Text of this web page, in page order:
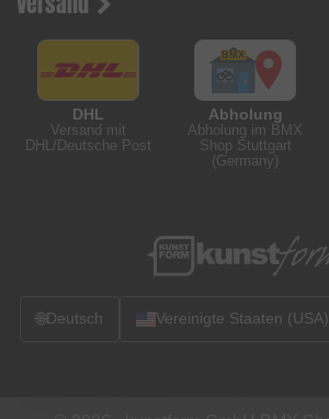
DHL
Versand mit
DHL/Deutsche Post
Abholung
Abholung im BMX
Shop Stuttgart
(Germany)
🌐Deutsch Vereinigte Staaten (USA)